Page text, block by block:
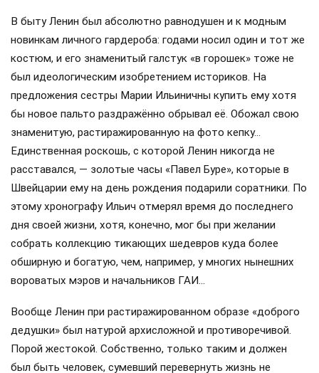
В быту Ленин был абсолютно равнодушен и к модным
новинкам личного гардероба: годами носил один и тот же
костюм, и его знаменитый галстук «в горошек» тоже не
был идеологическим изобретением историков. На
предложения сестры Марии Ильиничны купить ему хотя
бы новое пальто раздражённо обрывал её. Обожал свою
знаменитую, растиражированную на фото кепку…
Единственная роскошь, с которой Ленин никогда не
расставался, — золотые часы «Павел Буре», которые в
Швейцарии ему на день рождения подарили соратники. По
этому хронографу Ильич отмерял время до последнего
дня своей жизни, хотя, конечно, мог бы при желании
собрать коллекцию тикающих шедевров куда более
обширную и богатую, чем, например, у многих нынешних
вороватых мэров и начальников ГАИ…
Вообще Ленин при растиражированном образе «доброго
дедушки» был натурой архисложной и противоречивой.
Порой жестокой. Собственно, только таким и должен
был быть человек, сумевший перевернуть жизнь не